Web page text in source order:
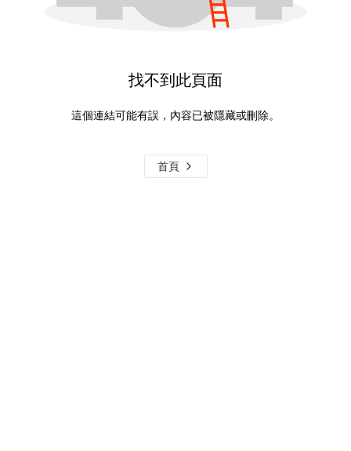
找不到此頁面
這個連結可能有誤，內容已被隱藏或刪除。
首頁